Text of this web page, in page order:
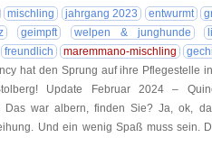
mischling jahrgang 2023 entwurmt
geimpft welpen & junghunde
freundlich maremmano-mischling
hat den Sprung auf ihre Pflegestelle
Update Februar 2024 –
Das war albern, finden Sie? Ja, ok,
Und ein wenig Spaß muss sein.